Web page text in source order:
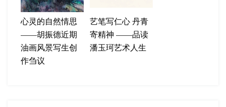
心灵的自然情思
——胡振德近期
油画风景写生创
作刍议
艺笔写仁心 丹青
寄精神 ——品读
潘玉珂艺术人生